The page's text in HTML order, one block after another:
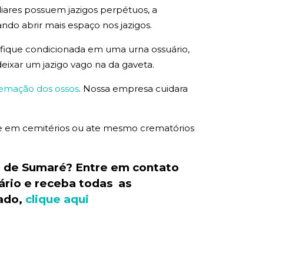
possuem jazigos perpétuos, a
abrir mais espaço nos jazigos.
condicionada em uma urna ossuário,
um jazigo vago na da gaveta.
dos ossos. Nossa empresa cuidara
em cemitérios ou ate mesmo crematórios
de Sumaré? Entre em contato
e receba todas as
clique aqui